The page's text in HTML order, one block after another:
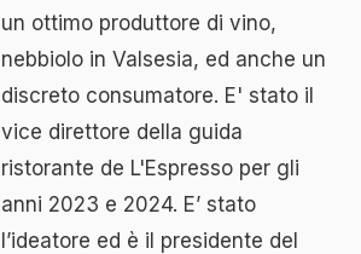
un ottimo produttore di vino,
nebbiolo in Valsesia, ed anche un
discreto consumatore. E' stato il
vice direttore della guida
ristorante de L'Espresso per gli
anni 2023 e 2024. E’ stato
l’ideatore ed è il presidente del